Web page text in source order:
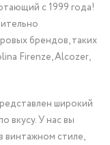
с 1999 года!
брендов, таких
Firenze, Alcozer,
широкий
вкусу. У нас вы
винтажном стиле,